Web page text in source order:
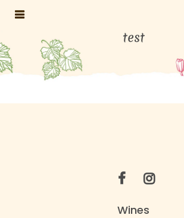
test
Wines